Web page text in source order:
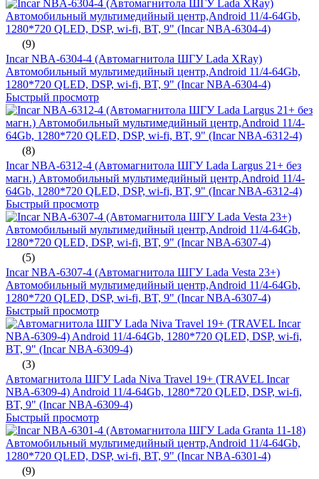
(9)
Incar NBA-6304-4 (Автомагнитола ШГУ Lada XRay)
Автомобильный мультимедийный центр,Android 11/4-64Gb,
1280*720 QLED, DSP, wi-fi, BT, 9" (Incar NBA-6304-4)
Быстрый просмотр
(8)
Incar NBA-6312-4 (Автомагнитола ШГУ Lada Largus 21+ без
магн.) Автомобильный мультимедийный центр,Android 11/4-
64Gb, 1280*720 QLED, DSP, wi-fi, BT, 9" (Incar NBA-6312-4)
Быстрый просмотр
(5)
Incar NBA-6307-4 (Автомагнитола ШГУ Lada Vesta 23+)
Автомобильный мультимедийный центр,Android 11/4-64Gb,
1280*720 QLED, DSP, wi-fi, BT, 9" (Incar NBA-6307-4)
Быстрый просмотр
(3)
Автомагнитола ШГУ Lada Niva Travel 19+ (TRAVEL Incar
NBA-6309-4) Android 11/4-64Gb, 1280*720 QLED, DSP, wi-fi,
BT, 9" (Incar NBA-6309-4)
Быстрый просмотр
(9)